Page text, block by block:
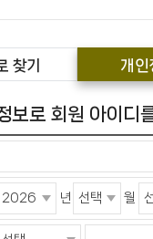
찾기 개인
보로 회원 아이디
년 월